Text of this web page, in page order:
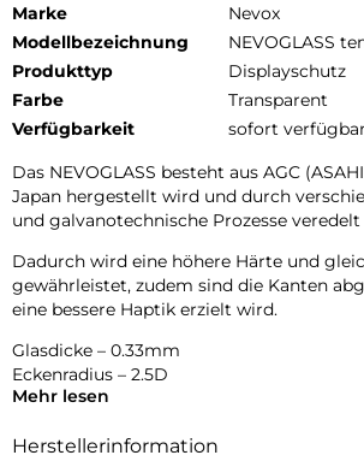
Marke
Nevox
Modellbezeichnung
NEVOGLASS
Produkttyp
Displayschutz
Farbe
Transparent
Verfügbarkeit
sofort verfügbar
Das NEVOGLASS besteht aus AGC
Japan hergestellt wird und durch
und galvanotechnische Prozesse
Dadurch wird eine höhere Härte und
gewährleistet, zudem sind die Kanten
eine bessere Haptik erzielt wird.
Glasdicke – 0.33mm
Eckenradius – 2.5D
Material Art Crystal Klar
Mehr lesen
Herstellerinformation